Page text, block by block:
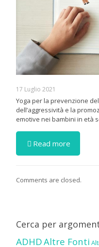
17 Luglio 2021
Yoga per la prevenzione
dell’aggressività e la
emotive nei bambini in età
Read more
Comments are closed.
Cerca per
ADHDAltre Fonti